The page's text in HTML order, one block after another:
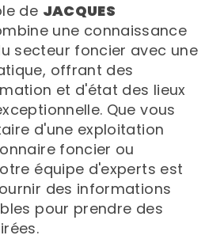
de JACQUES
une connaissance
secteur foncier avec une
offrant des
et d'état des lieux
Que vous
d'une exploitation
foncier ou
équipe d'experts est
des informations
pour prendre des